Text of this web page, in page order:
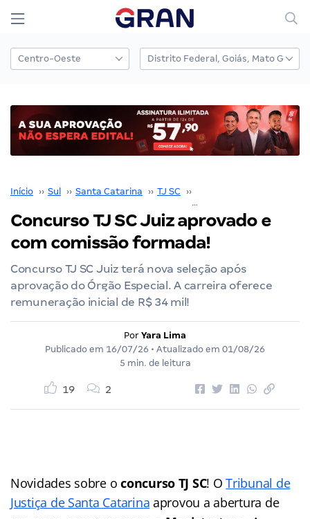
Início ›› Sul ›› Santa Catarina ›› TJ SC ››
Concurso TJ SC Juiz aprovado e
com comissão formada!
Concurso TJ SC Juiz terá nova seleção após
aprovação do Órgão Especial. A carreira oferece
remuneração inicial de R$ 34 mil!
Por Yara Lima
Publicado em 16/07/26 • Atualizado em 01/08/26
5 min. de leitura
19 2
Novidades sobre oconcurso TJ SC! OTribunal de
Justiça de Santa Catarina aprovou a abertura de